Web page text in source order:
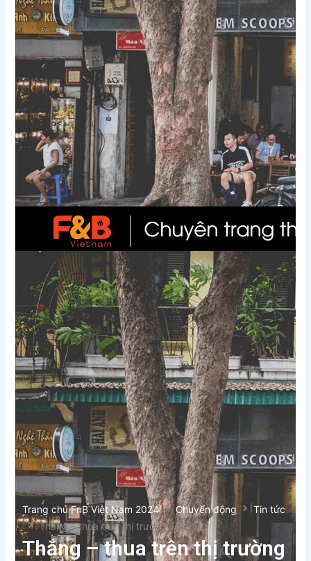
Xem thêm
Trang chủ FnB Việt Nam 2024 Chuyển động
Tin tức
Thắng – thua trên thị trường ẩm thực
Thắng – thua trên thị trường